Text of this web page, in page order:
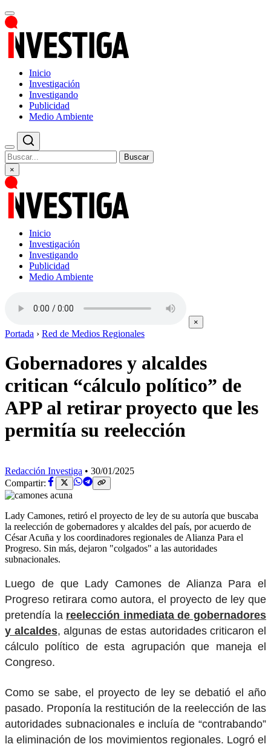
Inicio
Investigación
Investigando
Publicidad
Medio Ambiente
Buscar
×
Inicio
Investigación
Investigando
Publicidad
Medio Ambiente
×
Portada › Red de Medios Regionales
Gobernadores y alcaldes
critican “cálculo político” de
APP al retirar proyecto que les
permitía su reelección
Redacción Investiga • 30/01/2025
Compartir:
Lady Camones, retiró el proyecto de ley de su autoría que buscaba
la reelección de gobernadores y alcaldes del país, por acuerdo de
César Acuña y los coordinadores regionales de Alianza Para el
Progreso. Sin más, dejaron "colgados" a las autoridades
subnacionales.
Luego de que Lady Camones de Alianza Para el
Progreso retirara como autora, el proyecto de ley que
pretendía la reelección inmediata de gobernadores
y alcaldes, algunas de estas autoridades criticaron el
cálculo político de esta agrupación que maneja el
Congreso.
Como se sabe, el proyecto de ley se debatió el año
pasado. Proponía la restitución de la reelección de las
autoridades subnacionales e incluía de “contrabando”
la eliminación de los movimientos regionales. Logró el